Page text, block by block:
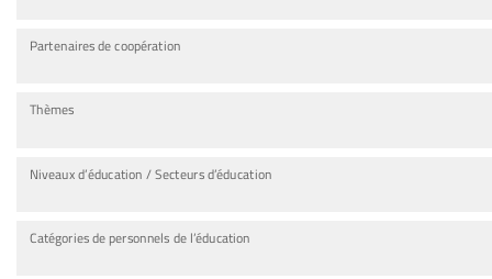
Partenaires de coopération
Thèmes
Niveaux d’éducation / Secteurs d’éducation
Catégories de personnels de l’éducation